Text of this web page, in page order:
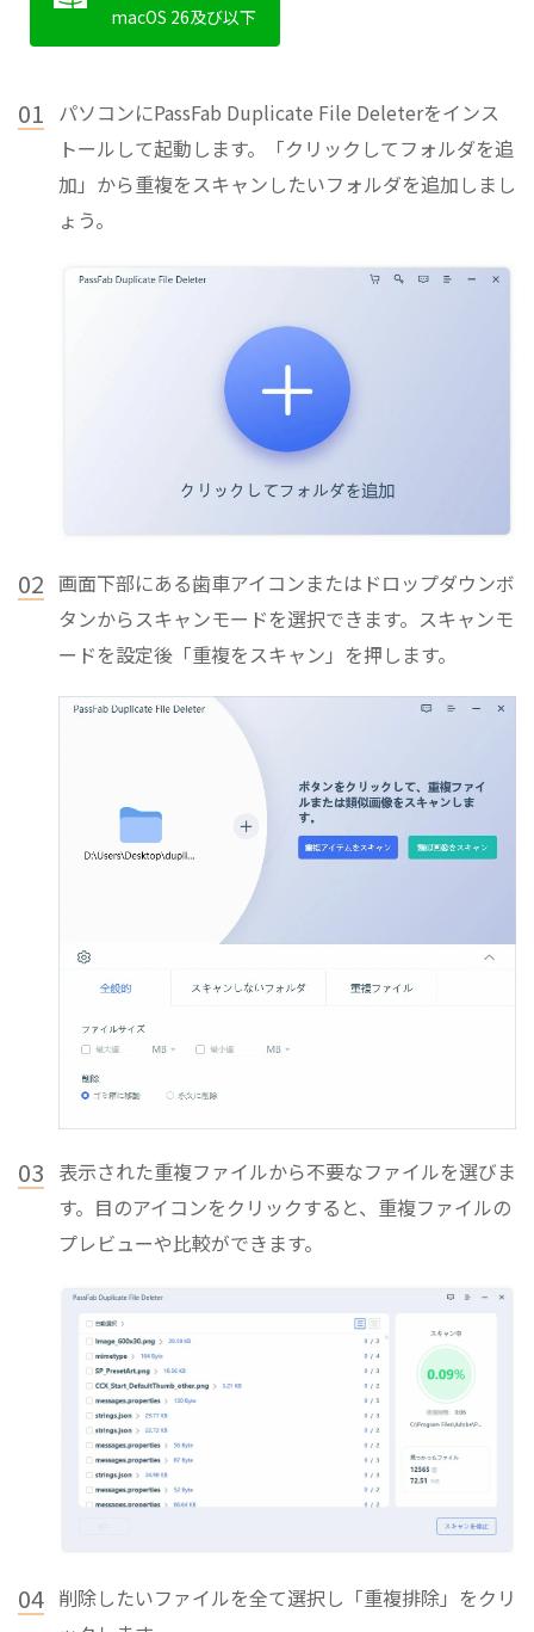
macOS 26及び以下
01
パソコンにPassFab Duplicate File Deleterをインス
トールして起動します。「クリックしてフォルダを追
加」から重複をスキャンしたいフォルダを追加しまし
ょう。
02 画面下部にある歯車アイコンまたはドロップダウンボ
タンからスキャンモードを選択できます。スキャンモ
ードを設定後「重複をスキャン」を押します。
03 表示された重複ファイルから不要なファイルを選びま
す。目のアイコンをクリックすると、重複ファイルの
プレビューや比較ができます。
04 削除したいファイルを全て選択し「重複排除」をクリ